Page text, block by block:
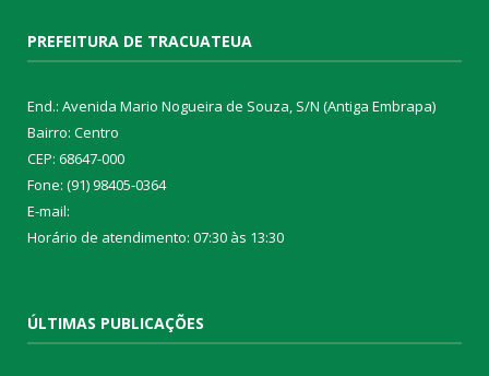
PREFEITURA DE TRACUATEUA
End.: Avenida Mario Nogueira de Souza, S/N (Antiga Embrapa)
Bairro: Centro
CEP: 68647-000
Fone: (91) 98405-0364
E-mail:
Horário de atendimento: 07:30 às 13:30
ÚLTIMAS PUBLICAÇÕES